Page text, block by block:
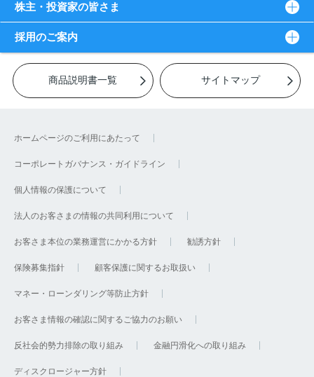
株主・投資家の皆さま
採用のご案内
商品説明書一覧 サイトマップ
ホームページのご利用にあたって
コーポレートガバナンス・ガイドライン
個人情報の保護について
法人のお客さまの情報の共同利用について
お客さま本位の業務運営にかかる方針 勧誘方針
保険募集指針 顧客保護に関するお取扱い
マネー・ローンダリング等防止方針
お客さま情報の確認に関するご協力のお願い
反社会的勢力排除の取り組み 金融円滑化への取り組み
ディスクロージャー方針